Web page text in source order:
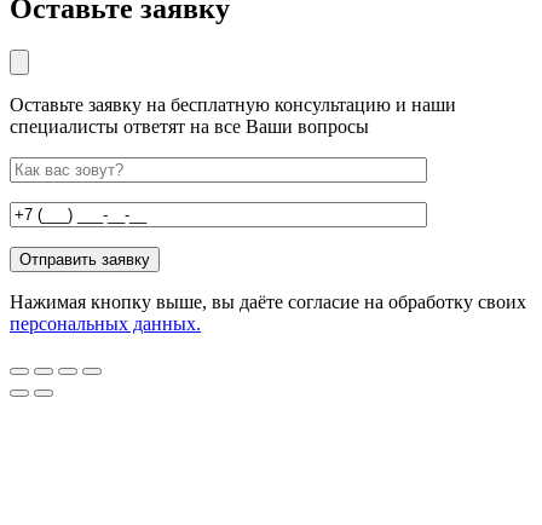
Оставьте заявку
Оставьте заявку на бесплатную консультацию и наши
специалисты ответят на все Ваши вопросы
Нажимая кнопку выше, вы даёте согласие на обработку своих
персональных данных.